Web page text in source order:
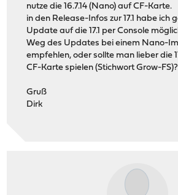
nutze die 16.7.14 (Nano) auf CF-Karte.
in den Release-Infos zur 17.1 habe ich
Update auf die 17.1 per Console
Weg des Updates bei einem Nano-
empfehlen, oder sollte man lieber die
CF-Karte spielen (Stichwort Grow-FS)?
Gruß
Dirk